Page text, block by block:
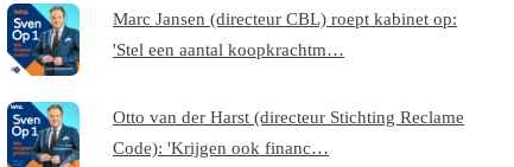
Marc Jansen (directeur CBL) roept kabinet op:
'Stel een aantal koopkrachtm…
Otto van der Harst (directeur Stichting Reclame
Code): 'Krijgen ook financ…